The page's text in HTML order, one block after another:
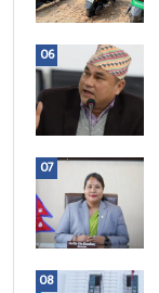
06
07
08